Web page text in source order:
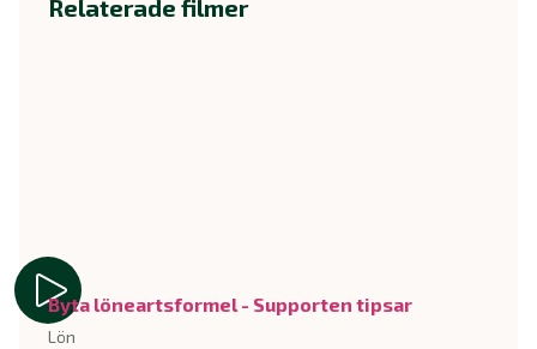
Relaterade filmer
Byta löneartsformel - Supporten tipsar
Lön